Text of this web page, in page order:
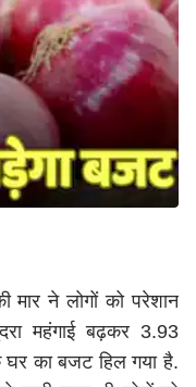
मार ने लोगों को परेशान
महंगाई बढ़कर 3.93
का बजट हिल गया है.